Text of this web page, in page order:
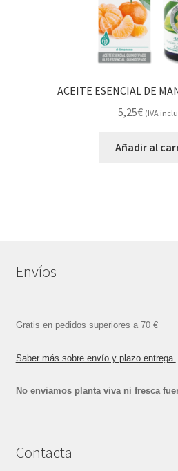
ACEITE ESENCIAL DE
5,25€ (IVA
Añadir al
Envíos
Gratis en pedidos superiores a 70 €
Saber más sobre envío y plazo entrega.
No enviamos planta viva ni fresca
Contacta